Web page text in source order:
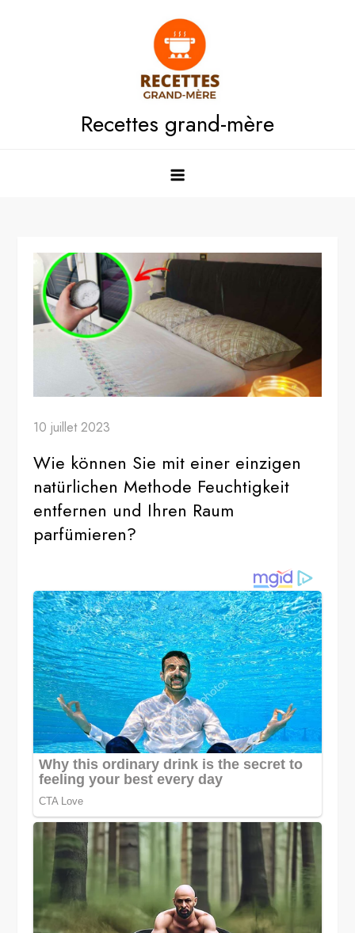
Recettes grand-mère
10 juillet 2023
Wie können Sie mit einer einzigen
natürlichen Methode Feuchtigkeit
entfernen und Ihren Raum
parfümieren?